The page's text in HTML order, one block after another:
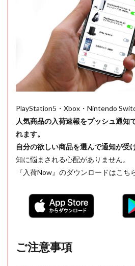
PlayStation5・Xbox・Nintendo
人気商品の入荷速報をプッシュ通知
れます。
自分の欲しい商品を選んで通知が受
知に悩まされる心配がありません。
『入荷Now』のダウンロードはこち
ご注意事項